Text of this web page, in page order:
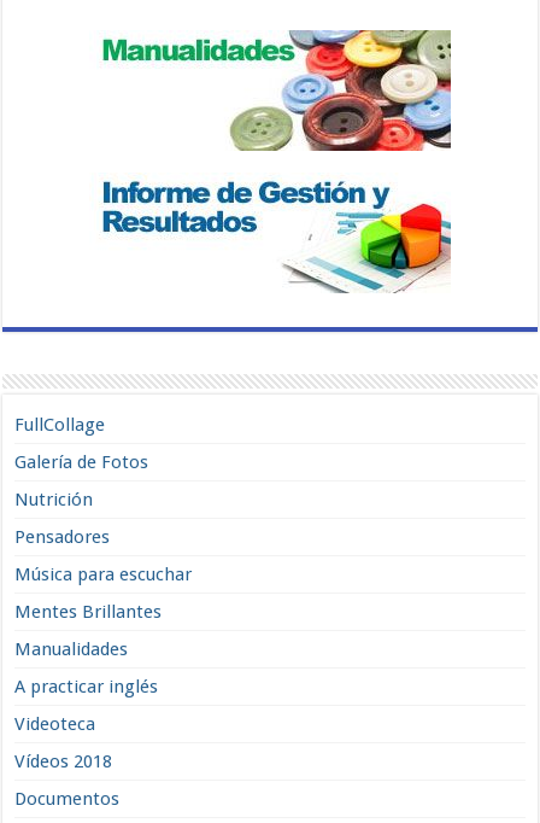
FullCollage
Galería de Fotos
Nutrición
Pensadores
Música para escuchar
Mentes Brillantes
Manualidades
A practicar inglés
Videoteca
Vídeos 2018
Documentos